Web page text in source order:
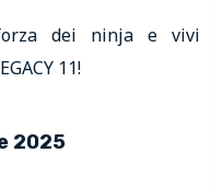
dei ninja e vivi
11!
2025